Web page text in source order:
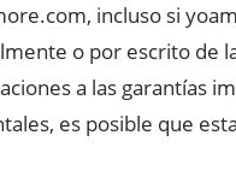
incluso si
o por escrito de
a las garantías
es posible que